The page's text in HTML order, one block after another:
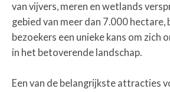
van vijvers, meren en wetlands
gebied van meer dan 7.000 hectare,
bezoekers een unieke kans om zich
in het betoverende landschap.
Een van de belangrijkste attracties